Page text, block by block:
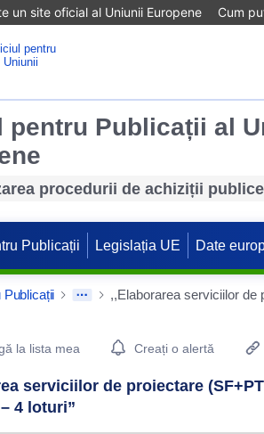
un site oficial al Uniunii Europene Cum
pentru Publicații al
procedurii de achiziții publice
Publicații Legislația UE Date
Publicații
Detail Actions Portlet
la lista mea Creați o alertă
serviciilor de proiectare
4 loturi”